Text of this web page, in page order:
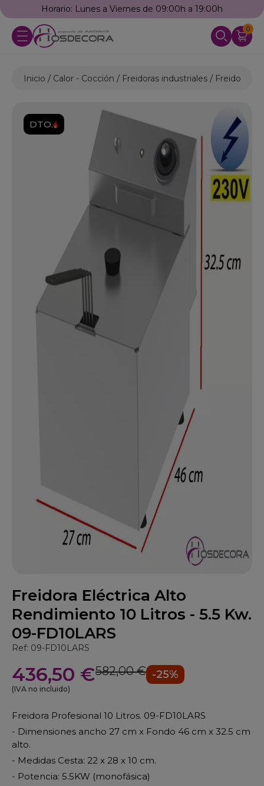
Horario: Lunes a Viernes de 09:00h a 19:00h
0
Inicio Calor - Cocción Freidoras industriales Freidoras
DTO.
Freidora Eléctrica Alto
Rendimiento 10 Litros - 5.5 Kw.
09-FD10LARS
Ref: 09-FD10LARS
436,50 €582,00 € -25%
(IVA no incluido)
Freidora Profesional 10 Litros. 09-FD10LARS
- Dimensiones ancho 27 cm x Fondo 46 cm x 32.5 cm
alto.
- Medidas Cesta: 22 x 28 x 10 cm.
- Potencia: 5.5KW (monofásica)